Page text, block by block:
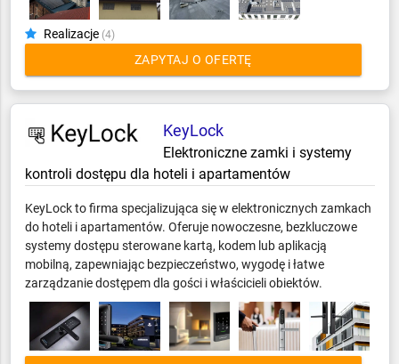
Realizacje (4)
ZAPYTAJ O OFERTĘ
KeyLock
Elektroniczne zamki i systemy
kontroli dostępu dla hoteli i apartamentów
KeyLock to firma specjalizująca się w elektronicznych zamkach
do hoteli i apartamentów. Oferuje nowoczesne, bezkluczowe
systemy dostępu sterowane kartą, kodem lub aplikacją
mobilną, zapewniając bezpieczeństwo, wygodę i łatwe
zarządzanie dostępem dla gości i właścicieli obiektów.